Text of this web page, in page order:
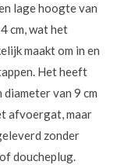
lage hoogte van
cm, wat het
maakt om in en
Het heeft
diameter van 9 cm
afvoergat, maar
zonder
doucheplug.